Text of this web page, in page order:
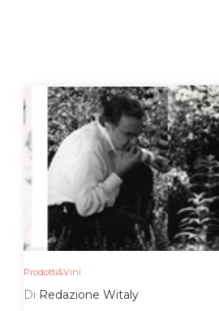
Prodotti&Vini
Di Redazione Witaly